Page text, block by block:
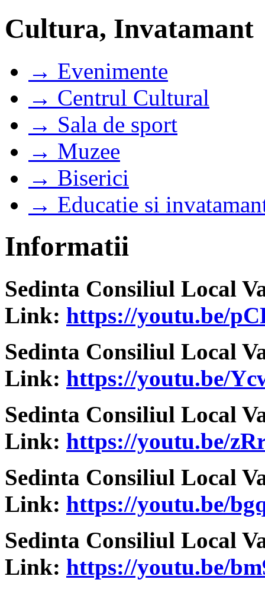
Cultura, Invatamant
→ Evenimente
→ Centrul Cultural
→ Sala de sport
→ Muzee
→ Biserici
→ Educatie si
Informatii
Sedinta Consiliul Local
Link: https://youtu.be/
Sedinta Consiliul Local
Link: https://youtu.be/
Sedinta Consiliul Local
Link: https://youtu.be/
Sedinta Consiliul Local
Link: https://youtu.be/
Sedinta Consiliul Local
Link: https://youtu.be/